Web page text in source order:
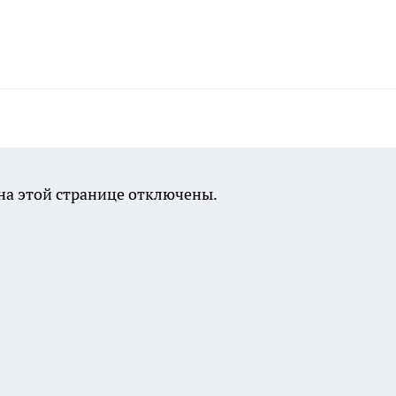
этой странице отключены.